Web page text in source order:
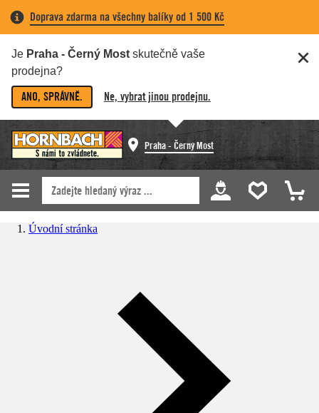
Doprava zdarma na všechny balíky od 1 500 Kč
Je Praha - Černý Most skutečně vaše
prodejna?
ANO, SPRÁVNĚ. Ne, vybrat jinou prodejnu.
Praha - Černý Most
Úvodní stránka